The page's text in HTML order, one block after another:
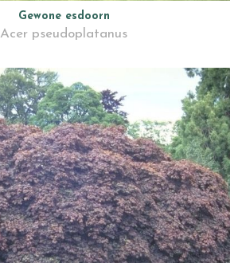
Gewone esdoorn
Acer pseudoplatanus